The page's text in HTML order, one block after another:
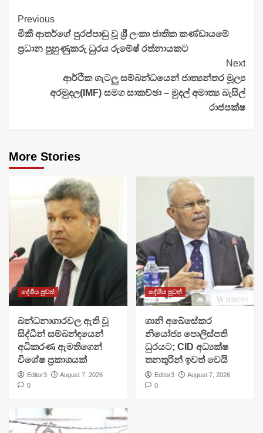
Continue
Reading
Previous
මිකී ආතර්ගේ පුරප්පාඩු වූ ශ්‍රී ලංකා ජාතික කණ්ඩායමේ
ප්‍රධාන පුහුණුකරු ධුරය රුමේෂ් රත්නායකට
Next
ආර්ථික ගැටලු සම්බන්ධයෙන් ජාත්‍යන්තර මූල්‍ය
අරමුදල(IMF) සමග සාකච්ඡා – මුදල් අමාත්‍ය බැසිල්
රාජපක්ෂ
More Stories
දේශීය පුවත්
බන්ධනාගාරවල ඇති වූ
සිද්ධීන් සම්බන්ඳයෙන්
අධිකරණ ඇමතිගෙන්
විශේෂ ප්‍රකාශයක්
Editor3
August 7, 2026
0
දේශීය පුවත්
ශානි අබේසේකර
නියෝජ්‍ය පොලිස්පති
ධුරයට; CID අධ්‍යක්ෂ
තනතුරින් ඉවත් වෙයි
Editor3
August 7, 2026
0